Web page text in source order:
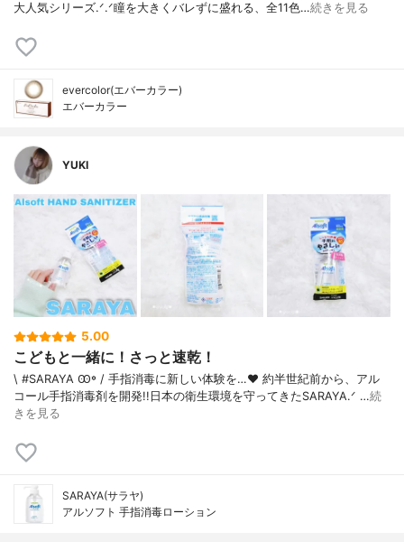
大人気シリーズ‪.ᐟ‪.ᐟ瞳を大きくバレずに盛れる、全11色…続きを見る
evercolor(エバーカラー)
エバーカラー
YUKI
5.00
こどもと一緒に！さっと速乾！
\ #SARAYA Ꙭ꙳ / 手指消毒に新しい体験を…❤︎ 約半世紀前から、アル
コール手指消毒剤を開発!!日本の衛生環境を守ってきたSARAYA‪.ᐟ …続
きを見る
SARAYA(サラヤ)
アルソフト 手指消毒ローション